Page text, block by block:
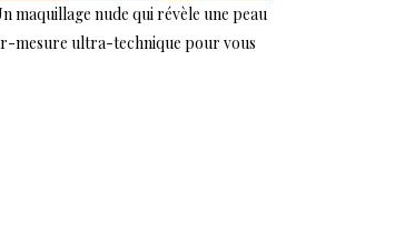
maquillage nude qui révèle une peau
mesure ultra-technique pour vous